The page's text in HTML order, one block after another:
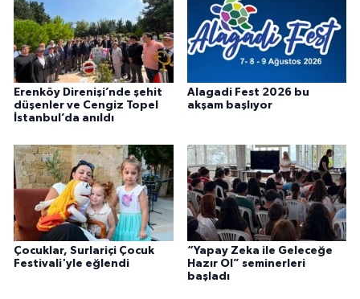
Erenköy Direnişi’nde şehit
düşenler ve Cengiz Topel
İstanbul’da anıldı
Alagadi Fest 2026 bu
akşam başlıyor
Çocuklar, Surlariçi Çocuk
Festivali'yle eğlendi
“Yapay Zeka ile Geleceğe
Hazır Ol” seminerleri
başladı